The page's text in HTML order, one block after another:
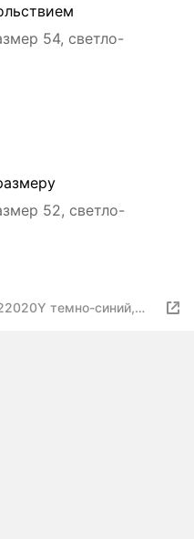
54, светло-
52, светло-
темно-синий,